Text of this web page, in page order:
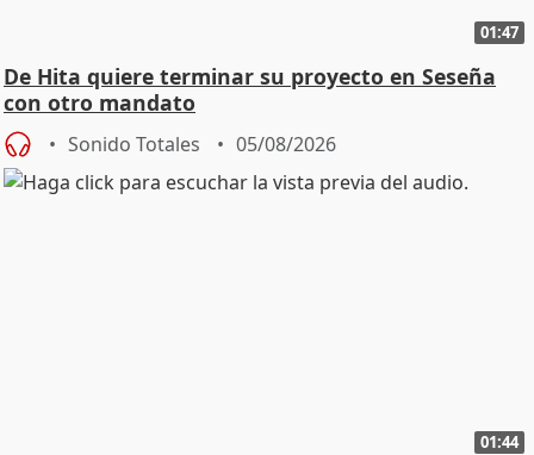
01:47
De Hita quiere terminar su proyecto en Seseña
con otro mandato
Sonido Totales 05/08/2026
01:44